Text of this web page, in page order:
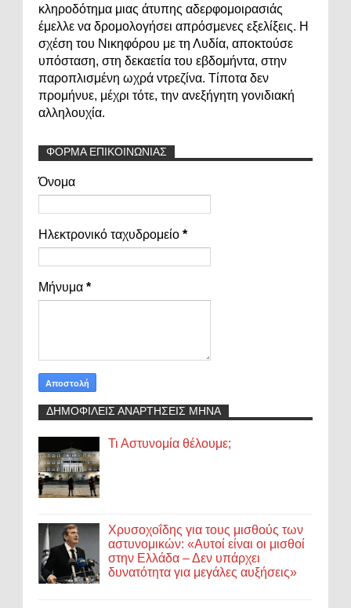
κληροδότημα μιας άτυπης αδερφομοιρασιάς
έμελλε να δρομολογήσει απρόσμενες εξελίξεις. Η
σχέση του Νικηφόρου με τη Λυδία, αποκτούσε
υπόσταση, στη δεκαετία του εβδομήντα, στην
παροπλισμένη ωχρά ντρεζίνα. Τίποτα δεν
προμήνυε, μέχρι τότε, την ανεξήγητη γονιδιακή
αλληλουχία.
ΦΟΡΜΑ ΕΠΙΚΟΙΝΩΝΙΑΣ
Όνομα
Ηλεκτρονικό ταχυδρομείο *
Μήνυμα *
ΔΗΜΟΦΙΛΕΙΣ ΑΝΑΡΤΗΣΕΙΣ ΜΗΝΑ
Τι Αστυνομία θέλουμε;
Χρυσοχοΐδης για τους μισθούς των
αστυνομικών: «Αυτοί είναι οι μισθοί
στην Ελλάδα – Δεν υπάρχει
δυνατότητα για μεγάλες αυξήσεις»